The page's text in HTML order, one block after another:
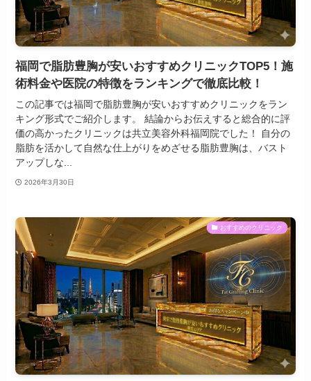
福岡で脂肪豊胸が安いおすすめクリニックTOP5！施
術料金や医院の特徴をランキングで徹底比較！
この記事では福岡で脂肪豊胸が安いおすすめクリニックをラン
キング形式でご紹介します。 結論からお伝えすると総合的に評
価の高かったクリニックは共立美容外科福岡院でした！ 自分の
脂肪を活かして自然な仕上がりをめざせる脂肪豊胸は、バスト
アップしな...
2026年3月30日
おすすめのクリニック